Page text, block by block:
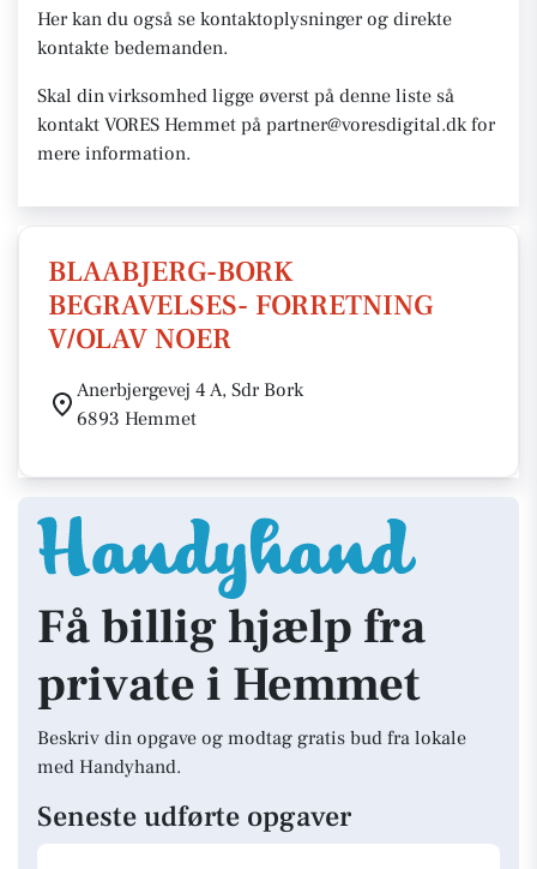
Her kan du også se kontaktoplysninger og direkte
kontakte bedemanden.
Skal din virksomhed ligge øverst på denne liste så
kontakt VORES Hemmet på partner@voresdigital.dk for
mere information.
BLAABJERG-BORK
BEGRAVELSES- FORRETNING
V/OLAV NOER
Anerbjergevej 4 A, Sdr Bork
6893 Hemmet
Få billig hjælp fra
private i Hemmet
Beskriv din opgave og modtag gratis bud fra lokale
med Handyhand.
Seneste udførte opgaver